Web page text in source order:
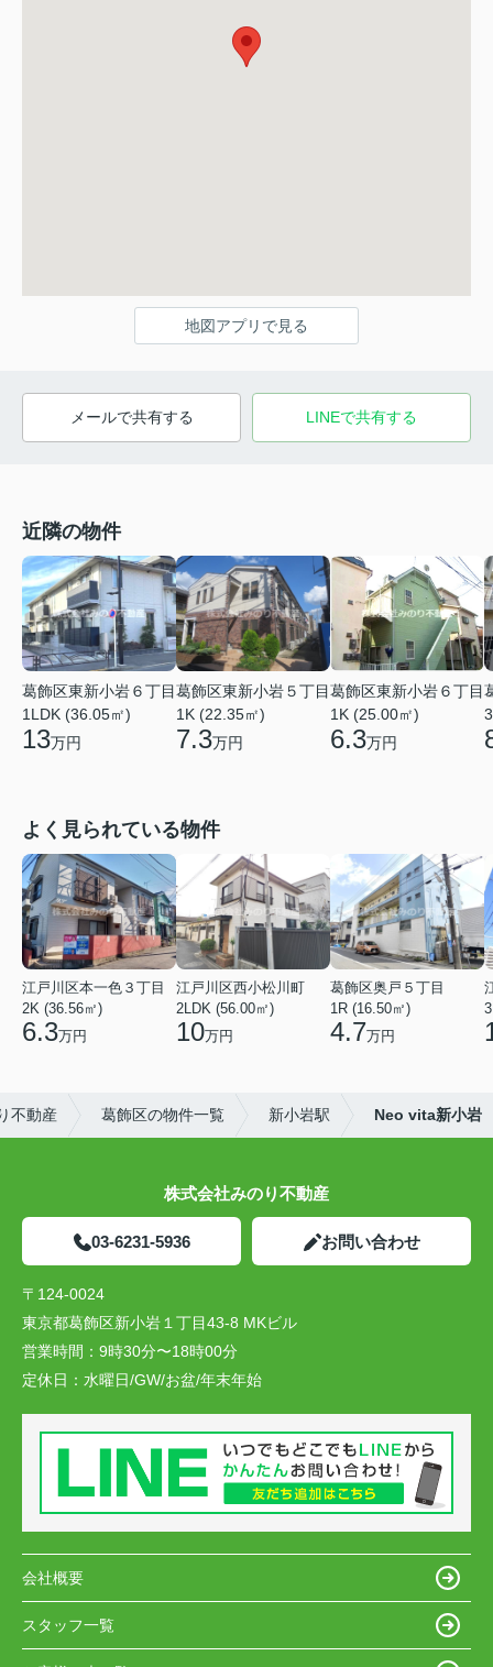
地図アプリで見る
メールで共有する LINEで共有する
近隣の物件
葛飾区東新小岩６丁目
1LDK (36.05㎡)
13万円
葛飾区東新小岩５丁目
1K (22.35㎡)
7.3万円
葛飾区東新小岩６丁目
1K (25.00㎡)
6.3万円
よく見られている物件
江戸川区本一色３丁目
2K (36.56㎡)
6.3万円
江戸川区西小松川町
2LDK (56.00㎡)
10万円
葛飾区奥戸５丁目
1R (16.50㎡)
4.7万円
不動産 葛飾区の物件一覧 新小岩駅 Neo vita新小岩
株式会社みのり不動産
03-6231-5936 お問い合わせ
〒124-0024
東京都葛飾区新小岩１丁目43-8 MKビル
営業時間： 9時30分〜18時00分
定休日： 水曜日/GW/お盆/年末年始
会社概要
スタッフ一覧